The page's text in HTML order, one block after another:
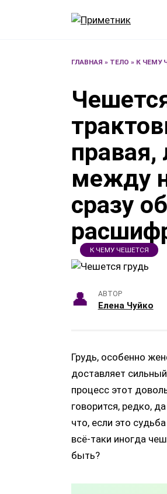
ГЛАВНАЯ » ТЕЛО » К ЧЕМУ
правая,
между
сразу
К ЧЕМУ ЧЕШЕТСЯ
АВТОР
Елена Чуйко
Грудь, особенно
доставляет
процесс этот
говорится, редко,
что, если это
всё-таки иногда
быть?